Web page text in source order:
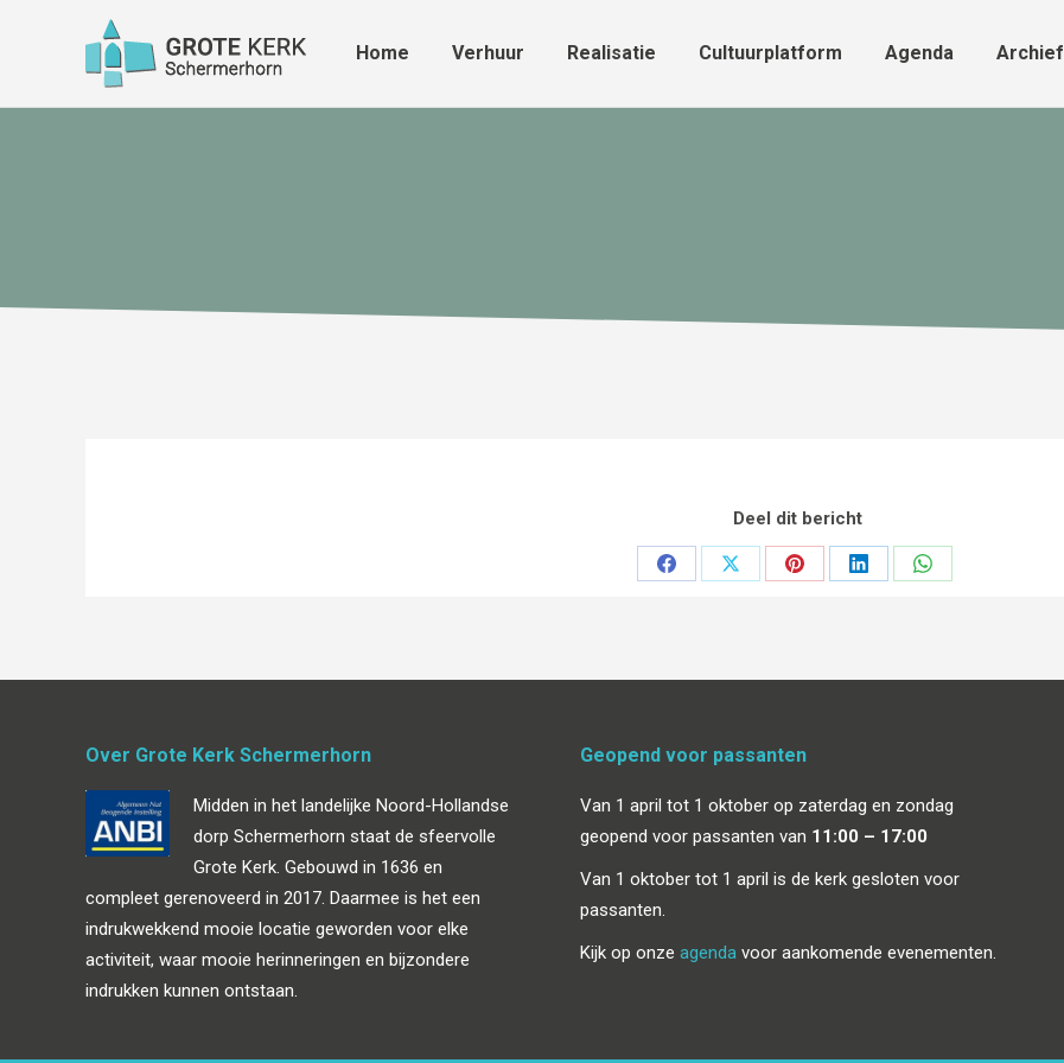
Home Verhuur Realisatie Cultuurplatform Agenda Archief
Deel dit bericht
Deel
Deel
Deel
Deel
Deel
Over Grote Kerk Schermerhorn
Midden in het landelijke Noord-Hollandse
dorp Schermerhorn staat de sfeervolle
Grote Kerk. Gebouwd in 1636 en
compleet gerenoveerd in 2017. Daarmee is het een
indrukwekkend mooie locatie geworden voor elke
activiteit, waar mooie herinneringen en bijzondere
indrukken kunnen ontstaan.
Geopend voor passanten
Van 1 april tot 1 oktober op zaterdag en zondag
geopend voor passanten van 11:00 – 17:00
Van 1 oktober tot 1 april is de kerk gesloten voor
passanten.
Kijk op onze agendavoor aankomende evenementen.
Home Verhuur Realisatie Cultuurplatform Agenda Archief